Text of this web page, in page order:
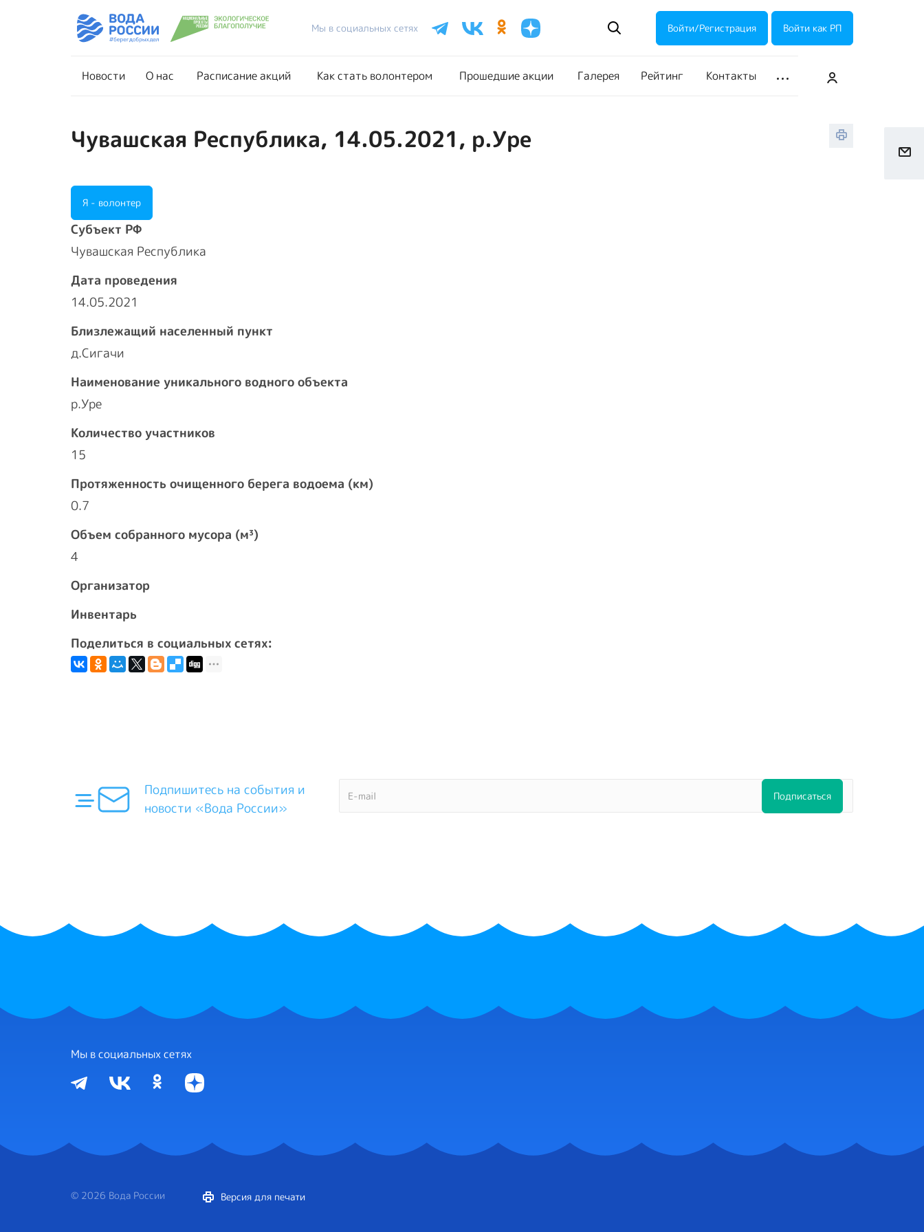
Мы в социальных сетях Войти/Регистрация Войти как РП
Новости О нас Расписание акций Как стать волонтером Прошедшие акции Галерея Рейтинг Контакты
Новости О нас Как стать волонтером Прошедшие акции
Чувашская Республика, 14.05.2021, р.Уре
Я - волонтер
Cубъект РФ
Чувашская Республика
Дата проведения
14.05.2021
Близлежащий населенный пункт
д.Сигачи
Наименование уникального водного объекта
р.Уре
Количество участников
15
Протяженность очищенного берега водоема (км)
0.7
Объем собранного мусора (м³)
4
Организатор
Инвентарь
Поделиться в социальных сетях:
Подпишитесь на события и
новости «Вода России»
Мы в социальных сетях
© 2026 Вода России Версия для печати